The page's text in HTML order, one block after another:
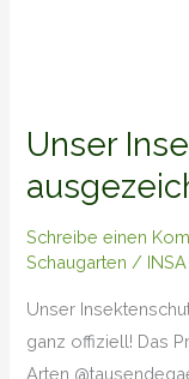
Unser
Schreibe einen
Schaugarten / INSA
Unser
ganz offiziell! Das
Arten